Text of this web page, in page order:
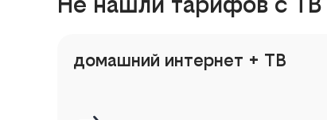
домашний интернет + ТВ